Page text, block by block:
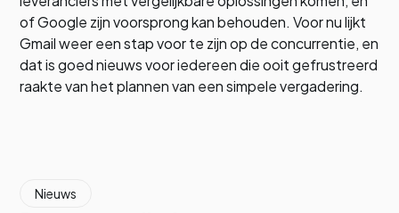
of Google zijn voorsprong kan behouden. Voor nu lijkt
Gmail weer een stap voor te zijn op de concurrentie, en
dat is goed nieuws voor iedereen die ooit gefrustreerd
raakte van het plannen van een simpele vergadering.
Nieuws